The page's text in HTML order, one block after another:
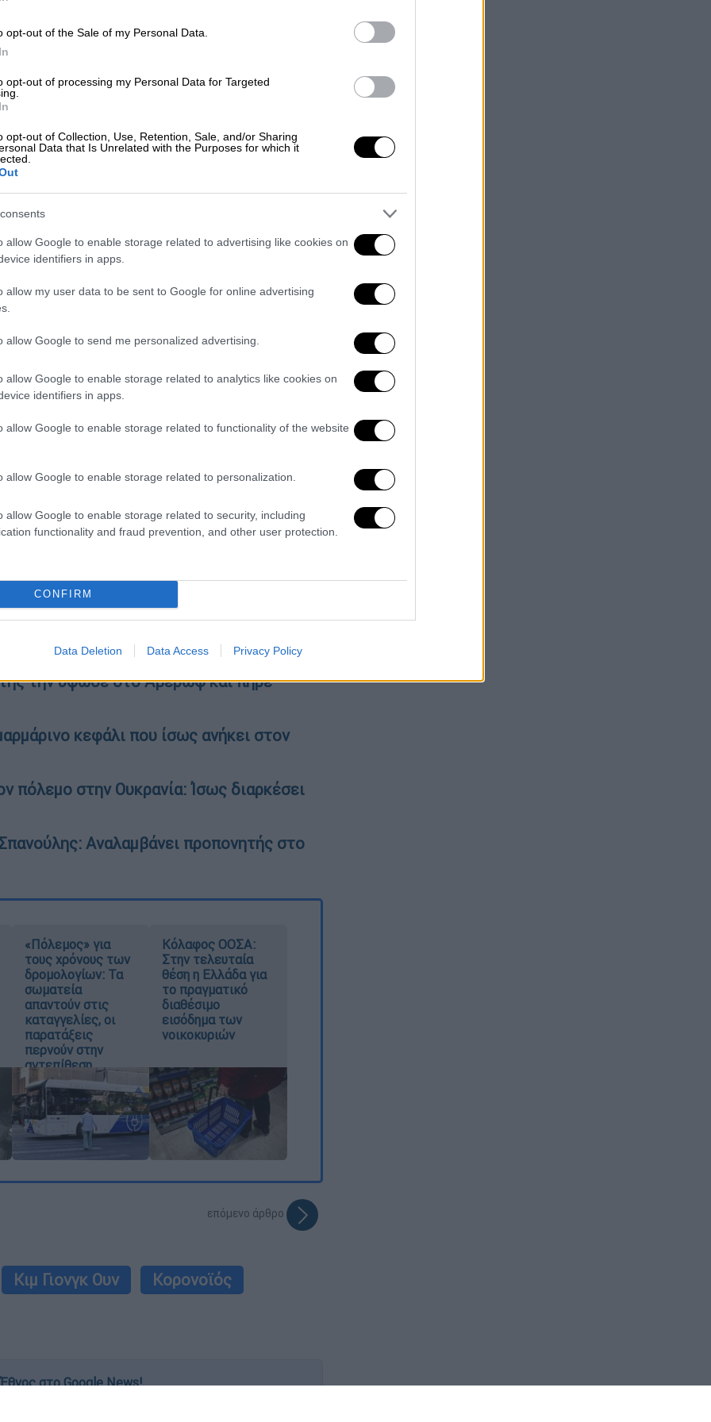
opt-out of the Sale of my Personal Data.
opt-out of processing my Personal Data for Targeted
opt-out of Collection, Use, Retention, Sale, and/or Sharing
Data that Is Unrelated with the Purposes for which it
allow Google to enable storage related to advertising like cookies on
identifiers in apps.
allow my user data to be sent to Google for online advertising
allow Google to send me personalized advertising.
allow Google to enable storage related to analytics like cookies on
identifiers in apps.
allow Google to enable storage related to functionality of the website
allow Google to enable storage related to personalization.
allow Google to enable storage related to security, including
functionality and fraud prevention, and other user protection.
CONFIRM
Data Deletion Data Access Privacy Policy
μια
προκαλούνται από μικρόβια μέσω
της επαφής με περιττώματα
πόλη Χετζού της νότιας επαρχίας
πρακτορείο μέσων ενημέρωσης
η επιδημία το συντομότερο
μέτρου καραντίνας για τα ύποπτα
η εξάπλωσή της».
η Χετζού, είναι ένας κρίσιμος
στην περιοχή αυτή θα μπορούσε
τροφίμωνστη χώρα.
για τον Βορρά, ο οποίος
επεξεργασίας νερού. Αλλά
ήρθε την ώρα που η χώρα ήδη μάχεται με
όπως μεταδίδει η
Independent
4,62 εκατομμύρια κρούσματα Covid-
τα σύνορά του κατά την έναρξη της
έχει παρουσιάσει σημάδια
Υγείας δήλωσε ότι πιστεύει ότι η
πρόσβασης σε υγειονομική
του.
και η αγωνία για τους
του Λιμενικού
την ύψωσε στο Αβέρωφ και πήρε
κεφάλι που ίσως ανήκει στον
πόλεμο στην Ουκρανία: Ίσως διαρκέσει
Αναλαμβάνει προπονητής στο
«Πόλεμος» για
τους χρόνους των
δρομολογίων: Τα
σωματεία
απαντούν στις
καταγγελίες, οι
παρατάξεις
περνούν στην
αντεπίθεση
Κόλαφος ΟΟΣΑ:
Στην τελευταία
θέση η Ελλάδα για
το πραγματικό
διαθέσιμο
εισόδημα των
νοικοκυριών
επόμενο άρθρο
Κιμ Γιονγκ Ουν
Κορονοϊός
στο Google News!